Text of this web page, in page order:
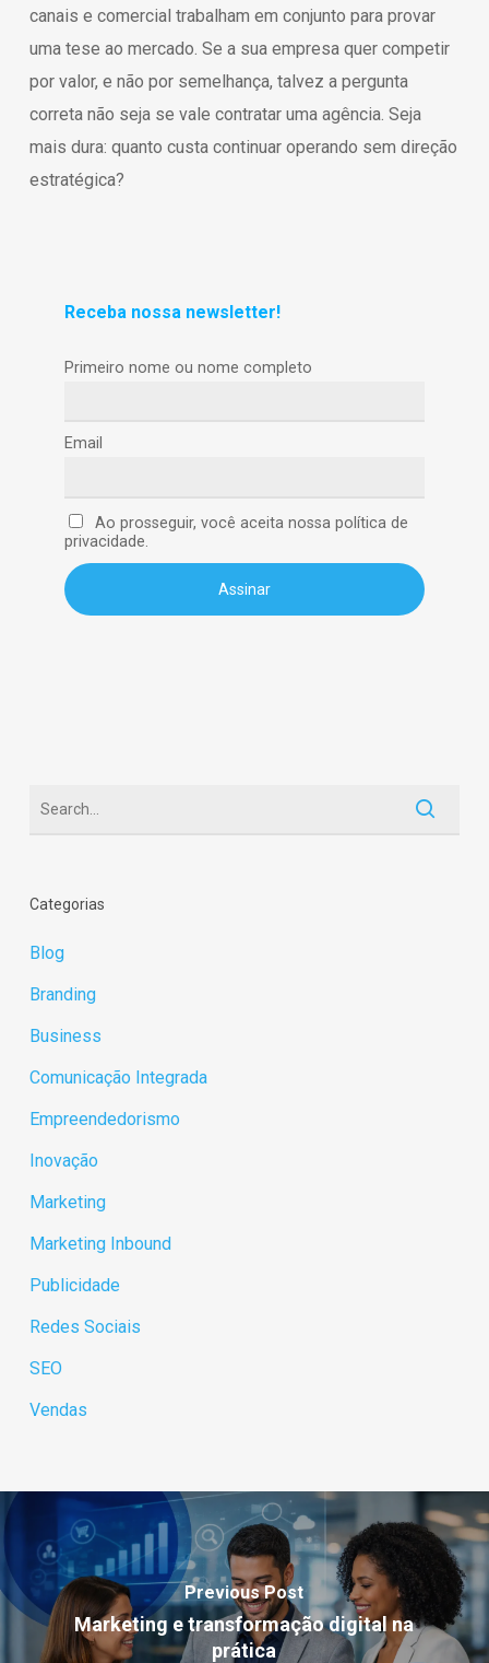
canais e comercial trabalham em conjunto para provar
uma tese ao mercado. Se a sua empresa quer competir
por valor, e não por semelhança, talvez a pergunta
correta não seja se vale contratar uma agência. Seja
mais dura: quanto custa continuar operando sem direção
estratégica?
Receba nossa newsletter!
Primeiro nome ou nome completo
Email
Ao prosseguir, você aceita nossa política de
privacidade.
Categorias
Blog
Branding
Business
Comunicação Integrada
Empreendedorismo
Inovação
Marketing
Marketing Inbound
Publicidade
Redes Sociais
SEO
Vendas
Previous Post
Marketing e transformação digital na
prática